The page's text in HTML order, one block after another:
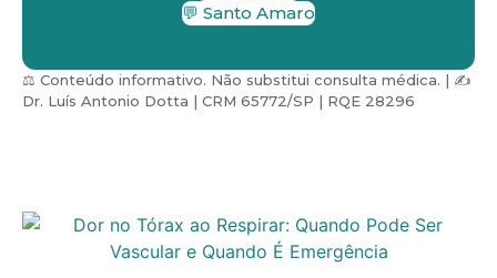
💬 Santo Amaro
⚖️ Conteúdo informativo. Não substitui consulta médica. | ✍️
Dr. Luís Antonio Dotta | CRM 65772/SP | RQE 28296